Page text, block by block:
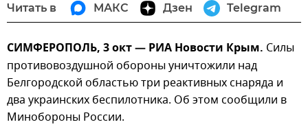
Читать в МАКС Дзен Telegram
СИМФЕРОПОЛЬ, 3 окт — РИА Новости Крым. Силы
противовоздушной обороны уничтожили над
Белгородской областью три реактивных снаряда и
два украинских беспилотника. Об этом сообщили в
Минобороны России.